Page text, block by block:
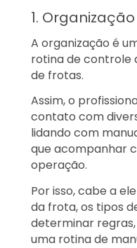
1. Organização
A organização é
rotina de controle
de frotas.
Assim, o
contato com
lidando com
que acompanhar
operação.
Por isso, cabe a
da frota, os tipos
determinar
uma rotina de